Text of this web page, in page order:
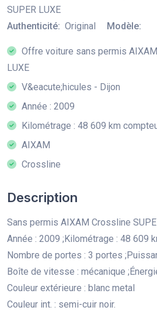
SUPER LUXE
Authenticité: Original Modèle:
Offre voiture sans permis
LUXE
V&eacute;hicules - Dijon
Année : 2009
Kilométrage : 48 609 km
AIXAM
Crossline
Description
Sans permis AIXAM Crossline
Année : 2009 ;Kilométrage : 48 609
Nombre de portes : 3 portes
Boîte de vitesse : mécanique
Couleur extérieure : blanc metal
Couleur int. : semi-cuir noir.